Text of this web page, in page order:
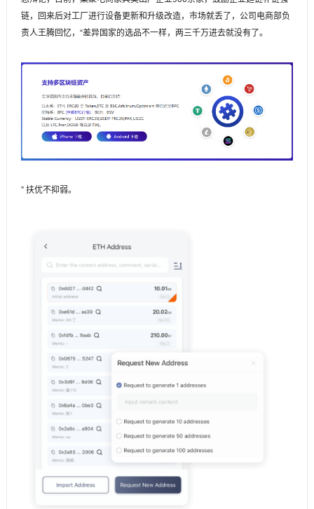
链，回来后对工厂进行设备更新和升级改造，市场就丢了，公司电商部负
责人王腾回忆，“差异国家的选品不一样，两三千万进去就没有了。
” 扶优不抑弱。